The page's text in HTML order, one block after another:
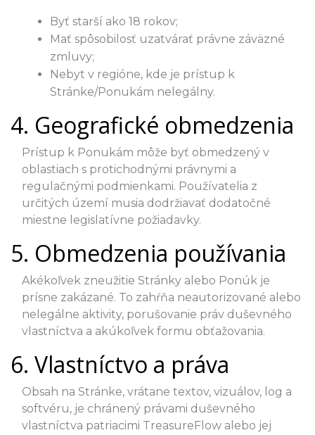
Byť starší ako 18 rokov;
Mať spôsobilosť uzatvárať právne záväzné
zmluvy;
Nebyt v regióne, kde je prístup k
Stránke/Ponukám nelegálny.
4. Geografické obmedzenia
Prístup k Ponukám môže byť obmedzený v
oblastiach s protichodnými právnymi a
regulačnými podmienkami. Používatelia z
určitých území musia dodržiavať dodatočné
miestne legislatívne požiadavky.
5. Obmedzenia používania
Akékoľvek zneužitie Stránky alebo Ponúk je
prísne zakázané. To zahŕňa neautorizované alebo
nelegálne aktivity, porušovanie práv duševného
vlastníctva a akúkoľvek formu obťažovania.
6. Vlastníctvo a práva
Obsah na Stránke, vrátane textov, vizuálov, log a
softvéru, je chránený právami duševného
vlastníctva patriacimi TreasureFlow alebo jej